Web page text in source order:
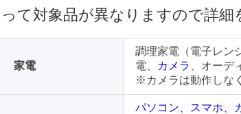
て対象品が異なりますので詳細
家電
調理家電（電子レン
電、
カメラ
、オー
※カメラは動作しな
パソコン、スマホ、